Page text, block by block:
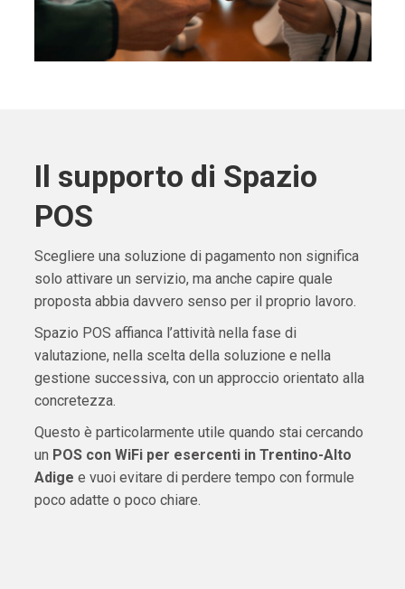
Il supporto di Spazio
POS
Scegliere una soluzione di pagamento non significa
solo attivare un servizio, ma anche capire quale
proposta abbia davvero senso per il proprio lavoro.
Spazio POS affianca l’attività nella fase di
valutazione, nella scelta della soluzione e nella
gestione successiva, con un approccio orientato alla
concretezza.
Questo è particolarmente utile quando stai cercando
un POS con WiFi per esercenti in Trentino-Alto
Adige e vuoi evitare di perdere tempo con formule
poco adatte o poco chiare.